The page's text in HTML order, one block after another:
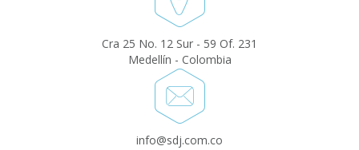
Cra 25 No. 12 Sur - 59 Of. 231
Medellín - Colombia
info@sdj.com.co